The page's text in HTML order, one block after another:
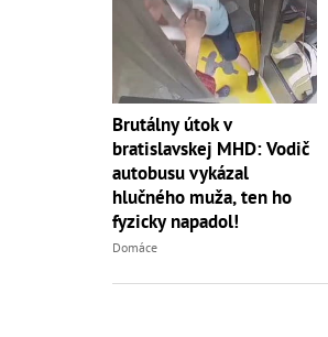
Brutálny útok v
bratislavskej MHD: Vodič
autobusu vykázal
hlučného muža, ten ho
fyzicky napadol!
Domáce